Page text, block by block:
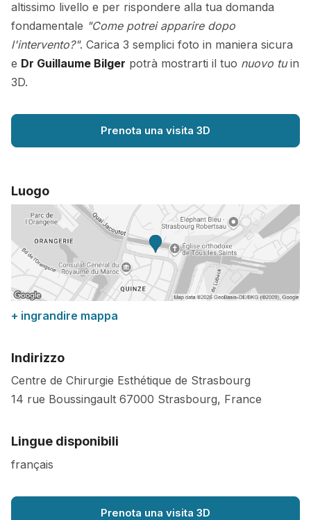
altissimo livello e per rispondere alla tua domanda
fondamentale "Come potrei apparire dopo
l'intervento?". Carica 3 semplici foto in maniera sicura
e Dr Guillaume Bilger potrà mostrarti il tuo nuovo tuin
3D.
Prenota una visita 3D
Luogo
+ ingrandire mappa
Indirizzo
Centre de Chirurgie Esthétique de Strasbourg
14 rue Boussingault 67000 Strasbourg, France
Lingue disponibili
français
Prenota una visita 3D